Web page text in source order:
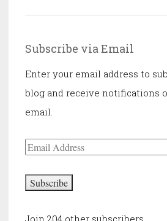
Subscribe via Email
Enter your email address to
blog and receive notifications
email.
Email
Subscribe